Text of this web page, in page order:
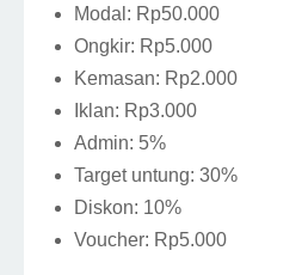
Modal: Rp50.000
Ongkir: Rp5.000
Kemasan: Rp2.000
Iklan: Rp3.000
Admin: 5%
Target untung: 30%
Diskon: 10%
Voucher: Rp5.000